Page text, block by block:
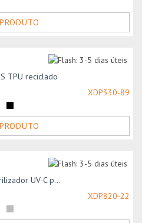
TPU reciclado
XDP330-89
UV-C p...
XDP820-22